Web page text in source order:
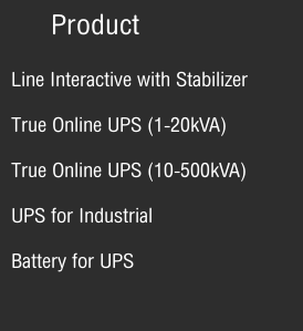
Product
Line Interactive with Stabilizer
True Online UPS (1-20kVA)
True Online UPS (10-500kVA)
UPS for Industrial
Battery for UPS